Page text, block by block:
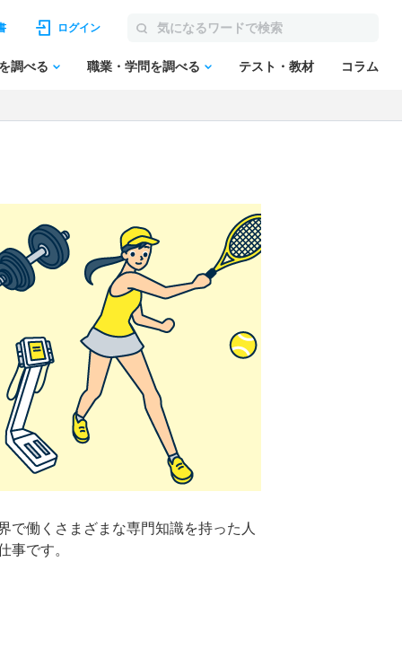
ログイン
調べる 職業・学問を調べる テスト・教材 コラム
で働くさまざまな専門知識を持った人
事です。